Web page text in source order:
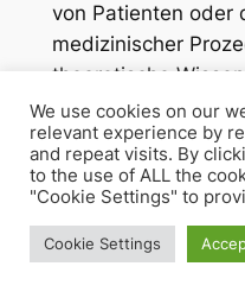
von Patienten oder
medizinischer
theoretische
Berufsalltag vor.
Anwenden vertieft
das Vertrauen in
wächst.
Wie können
We use cookies on our
relevant experience by
and repeat visits. By
to the use of ALL the
"Cookie Settings" to
Cookie Settings